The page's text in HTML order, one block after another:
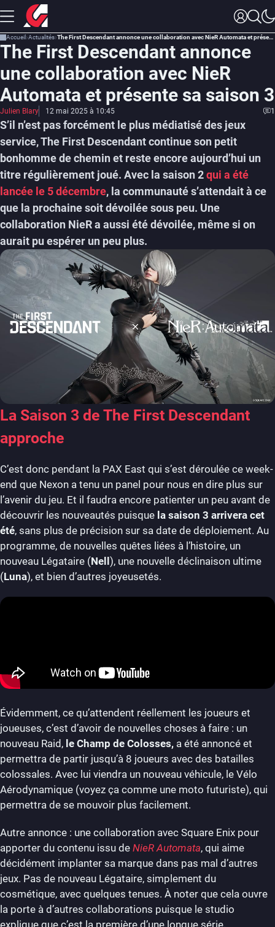
Accueil Actualités The First Descendant annonce une collaboration avec NieR Automata et présente sa saison 3
The First Descendant annonce
une collaboration avec NieR
Automata et présente sa saison 3
Julien Blary 12 mai 2025 à 10:45 1
S’il n’est pas forcément le plus médiatisé des jeux
service, The First Descendant continue son petit
bonhomme de chemin et reste encore aujourd’hui un
titre régulièrement joué. Avec la saison 2qui a été
lancée le 5 décembre, la communauté s’attendait à ce
que la prochaine soit dévoilée sous peu. Une
collaboration NieR a aussi été dévoilée, même si on
aurait pu espérer un peu plus.
La Saison 3 de The First Descendant
approche
C’est donc pendant la PAX East qui s’est déroulée ce week-
end que Nexon a tenu un panel pour nous en dire plus sur
l’avenir du jeu. Et il faudra encore patienter un peu avant de
découvrir les nouveautés puisque la saison 3 arrivera cet
été, sans plus de précision sur sa date de déploiement. Au
programme, de nouvelles quêtes liées à l’histoire, un
nouveau Légataire (Nell), une nouvelle déclinaison ultime
(Luna), et bien d’autres joyeusetés.
Évidemment, ce qu’attendent réellement les joueurs et
joueuses, c’est d’avoir de nouvelles choses à faire : un
nouveau Raid, le Champ de Colosses, a été annoncé et
permettra de partir jusqu’à 8 joueurs avec des batailles
colossales. Avec lui viendra un nouveau véhicule, le Vélo
Aérodynamique (voyez ça comme une moto futuriste), qui
permettra de se mouvoir plus facilement.
Autre annonce : une collaboration avec Square Enix pour
apporter du contenu issu de NieR Automata, qui aime
décidément implanter sa marque dans pas mal d’autres
jeux. Pas de nouveau Légataire, simplement du
cosmétique, avec quelques tenues. À noter que cela ouvre
la porte à d’autres collaborations puisque le studio
explique que c’est la première d’une longue série.